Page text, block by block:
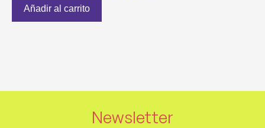
Añadir al carrito
Newsletter